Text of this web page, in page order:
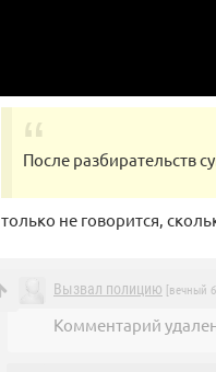
После разбирательств
только не говорится,
Вызвал полицию [вечный
Комментарий